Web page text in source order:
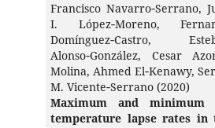
Francisco Navarro‐Serrano,
I. López‐Moreno,
Domínguez‐Castro,
Alonso‐González, Cesar
Molina, Ahmed El‐Kenawy,
M. Vicente‐Serrano (2020)
Maximum and minimum
temperature lapse rates in